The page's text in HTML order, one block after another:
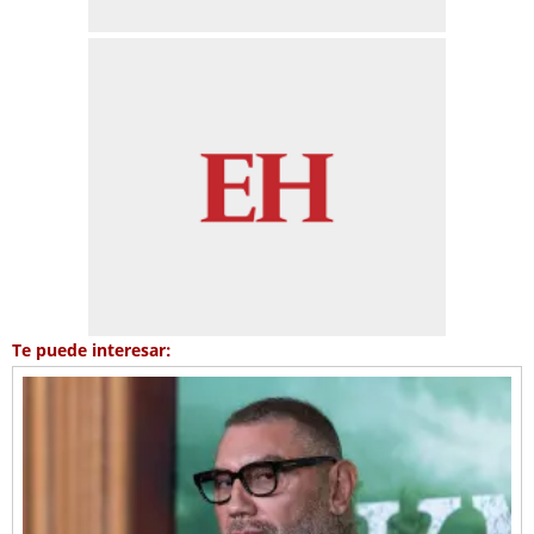
Te puede interesar: